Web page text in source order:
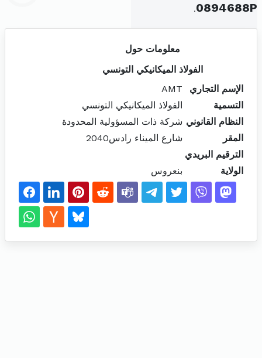
0894688P
.
معلومات حول
الفولاذ الميكانيكي التونسي
الإسم التجاري
AMT
التسمية
الفولاذ الميكانيكي التونسي
النظام القانوني شركة ذات المسؤولية المحدودة
المقر
شارع الميناء رادس2040
الترقيم البريدي
الولاية
بنعروس